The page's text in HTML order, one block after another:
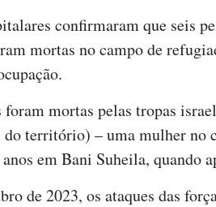
confirmaram que seis
mortas no campo de
foram mortas pelas tropas
território) – uma mulher no
em Bani Suheila, quando
de 2023, os ataques das